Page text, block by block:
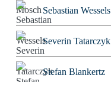
Sebastian Wessels
Severin Tatarczyk
Stefan Blankertz